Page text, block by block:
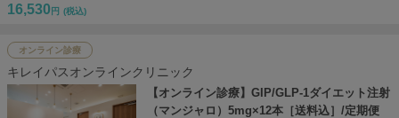
16,530 円 (税込)
オンライン診療
キレイパスオンラインクリニック
【オンライン診療】GIP/GLP-1ダイエット注射
（マンジャロ）5mg×12本［送料込］/定期便